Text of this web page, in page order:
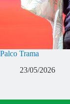
Palco Trama
23/05/2026